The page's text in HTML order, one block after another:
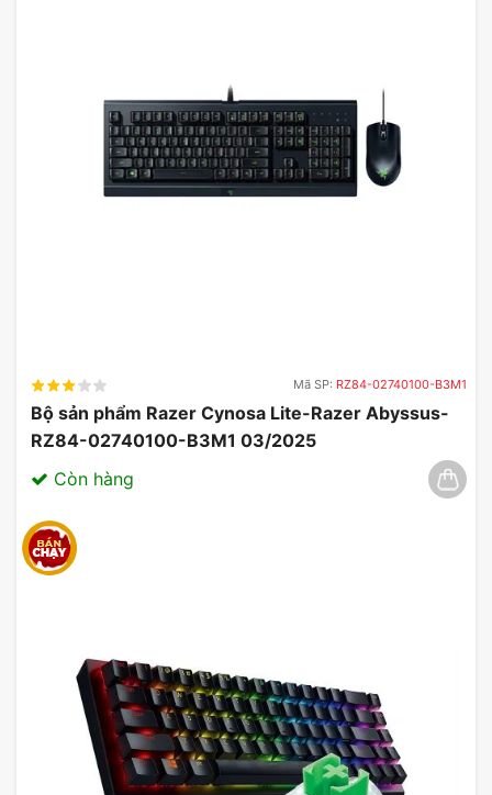
Mã SP: RZ84-02740100-B3M1
Bộ sản phẩm Razer Cynosa Lite-Razer Abyssus-
RZ84-02740100-B3M1 03/2025
Còn hàng